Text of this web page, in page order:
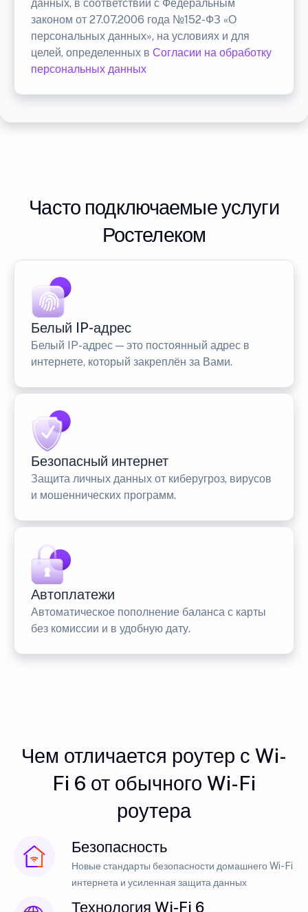
данных, в соответствии с Федеральным
законом от 27.07.2006 года №152-ФЗ «О
персональных данных», на условиях и для
целей, определенных в Согласии на обработку
персональных данных
Часто подключаемые услуги
Ростелеком
Белый IP-адрес
Белый IP-адрес — это постоянный адрес в
интернете, который закреплён за Вами.
Безопасный интернет
Защита личных данных от киберугроз, вирусов
и мошеннических программ.
Автоплатежи
Автоматическое пополнение баланса с карты
без комиссии и в удобную дату.
Чем отличается роутер с Wi-
Fi 6 от обычного Wi-Fi
роутера
Безопасность
Новые стандарты безопасности домашнего Wi-Fi
интернета и усиленная защита данных
Технология Wi-Fi 6